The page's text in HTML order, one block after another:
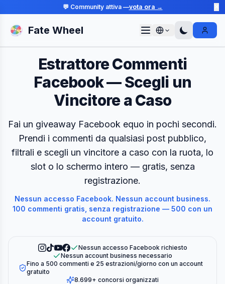
💬 Community attiva —vota ora →
Fate Wheel Sign In
Estrattore Commenti
Facebook — Scegli un
Vincitore a Caso
Fai un giveaway Facebook equo in pochi secondi.
Prendi i commenti da qualsiasi post pubblico,
filtrali e scegli un vincitore a caso con la ruota, lo
slot o lo schermo intero — gratis, senza
registrazione.
Nessun accesso Facebook. Nessun account business.
100 commenti gratis, senza registrazione — 500 con un
account gratuito.
Nessun accesso Facebook richiesto
Nessun account business necessario
Fino a 500 commenti e 25 estrazioni/giorno con un account
gratuito
8.699+ concorsi organizzati